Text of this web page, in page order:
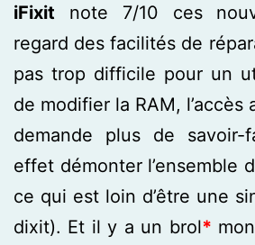
iFixit note 7/10 ces
regard des facilités de
pas trop difficile pour un
de modifier la RAM, l’accès
demande plus de
effet démonter l’ensemble
ce qui est loin d’être une
dixit). Et il y a un brol*